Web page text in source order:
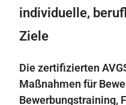
individuelle,
Ziele
Die zertifizierten
Maßnahmen für
Bewerbungstraining,